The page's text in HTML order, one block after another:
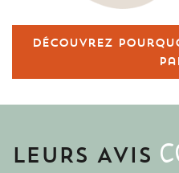
Découvrez
LEURS AVIS